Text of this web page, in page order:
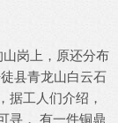
岗上，原还分布
县青龙山白云石
据工人们介绍，
寻， 有一件铜鼎